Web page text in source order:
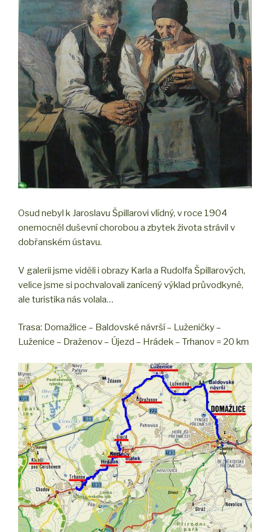
Osud nebyl k Jaroslavu Špillarovi vlídný, v roce 1904
onemocněl duševní chorobou a zbytek života strávil v
dobřanském ústavu.
V galerii jsme viděli i obrazy Karla a Rudolfa Špillarových,
velice jsme si pochvalovali zanícený výklad průvodkyně,
ale turistika nás volala…
Trasa: Domažlice – Baldovské návrší – Luženičky –
Luženice – Draženov – Újezd – Hrádek – Trhanov = 20 km